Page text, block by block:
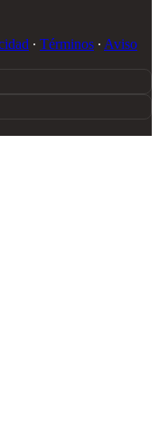
∙ Términos ∙ Aviso